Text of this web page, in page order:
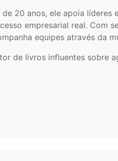
20 anos, ele apoia
empresarial real. Com
equipes através da
de livros influentes sobre